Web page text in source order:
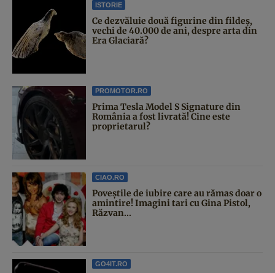
ISTORIE
Ce dezvăluie două figurine din fildeș,
vechi de 40.000 de ani, despre arta din
Era Glaciară?
PROMOTOR.RO
Prima Tesla Model S Signature din
România a fost livrată! Cine este
proprietarul?
CIAO.RO
Poveştile de iubire care au rămas doar o
amintire! Imagini tari cu Gina Pistol,
Răzvan...
GO4IT.RO